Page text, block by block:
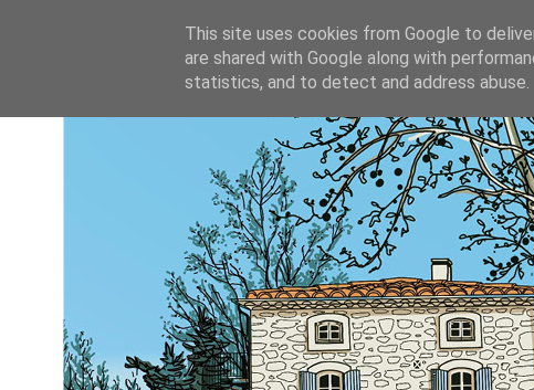
This site uses cookies from Google to
are shared with Google along with
statistics, and to detect and address abuse.